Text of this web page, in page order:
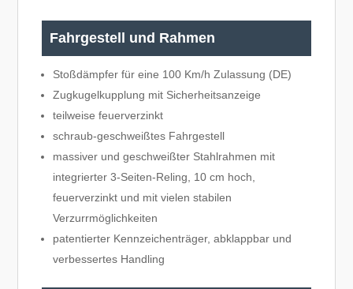
Fahrgestell und Rahmen
Stoßdämpfer für eine 100 Km/h Zulassung (DE)
Zugkugelkupplung mit Sicherheitsanzeige
teilweise feuerverzinkt
schraub-geschweißtes Fahrgestell
massiver und geschweißter Stahlrahmen mit
integrierter 3-Seiten-Reling, 10 cm hoch,
feuerverzinkt und mit vielen stabilen
Verzurrmöglichkeiten
patentierter Kennzeichenträger, abklappbar und
verbessertes Handling